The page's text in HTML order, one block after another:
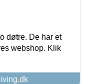
døtre. De har et
webshop. Klik